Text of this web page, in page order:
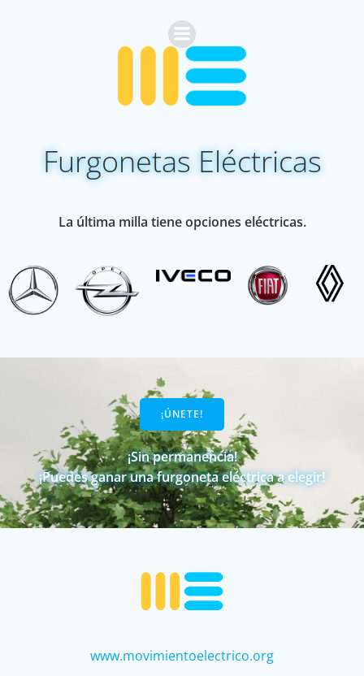
al
contenido
Furgonetas Eléctricas
La última milla tiene opciones eléctricas.
¡ÚNETE!
¡Sin permanencia!
¡Puedes ganar una furgoneta eléctrica a elegir!
www.movimientoelectrico.org